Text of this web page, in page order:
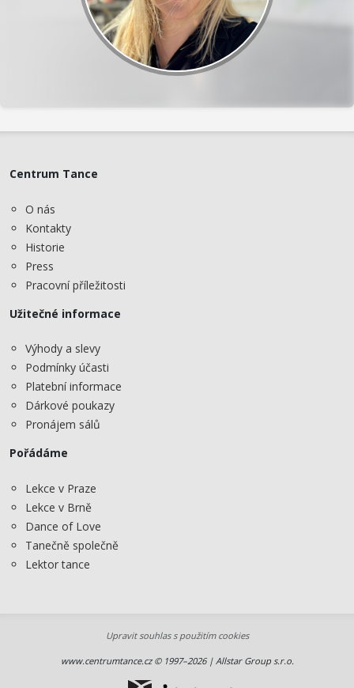
Centrum Tance
O nás
Kontakty
Historie
Press
Pracovní příležitosti
Užitečné informace
Výhody a slevy
Podmínky účasti
Platební informace
Dárkové poukazy
Pronájem sálů
Pořádáme
Lekce v Praze
Lekce v Brně
Dance of Love
Tanečně společně
Lektor tance
Upravit souhlas s použitím cookies
www.centrumtance.cz © 1997–2026 | Allstar Group s.r.o.